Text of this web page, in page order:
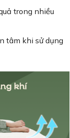
trong nhiều
tâm khi sử dụng